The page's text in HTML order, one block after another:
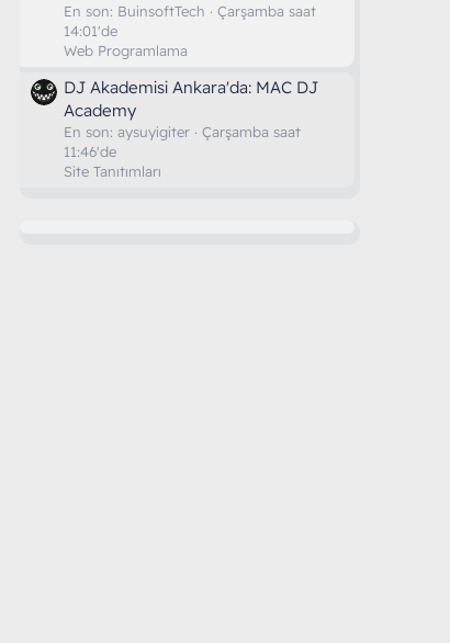
En son: BuinsoftTech
Çarşamba saat
14:01'de
Web Programlama
DJ Akademisi Ankara'da: MAC DJ
Academy
En son: aysuyigiter
Çarşamba saat
11:46'de
Site Tanıtımları